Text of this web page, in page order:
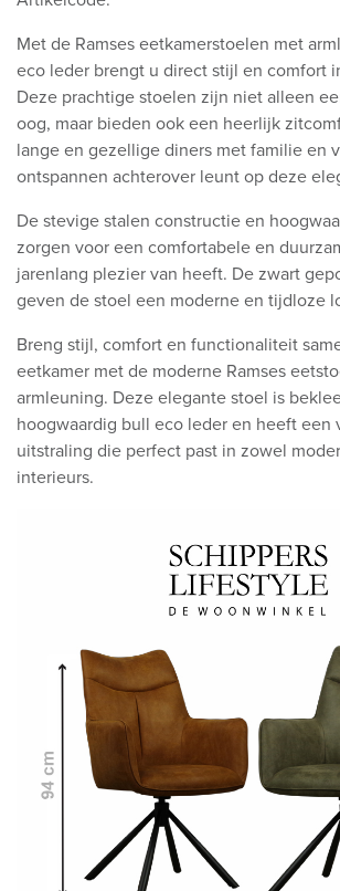
Met de Ramses eetkamerstoelen met
eco leder brengt u direct stijl en comfort
Deze prachtige stoelen zijn niet alleen
oog, maar bieden ook een heerlijk
lange en gezellige diners met familie en
ontspannen achterover leunt op deze
De stevige stalen constructie en
zorgen voor een comfortabele en
jarenlang plezier van heeft. De zwart
geven de stoel een moderne en tijdloze
Breng stijl, comfort en functionaliteit
eetkamer met de moderne Ramses
armleuning. Deze elegante stoel is
hoogwaardig bull eco leder en heeft een
uitstraling die perfect past in zowel
interieurs.